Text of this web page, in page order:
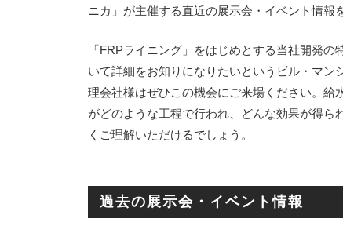
ニカ」が主催する直近の展示会・イベント情報
「FRPライニング」をはじめとする当社開発の
いて詳細をお知りになりたいというビル・マン
理会社様はぜひこの機会にご来場ください。給
がどのような工程で行われ、どんな効果が得ら
くご理解いただけるでしょう。
過去の展示会・イベント情報